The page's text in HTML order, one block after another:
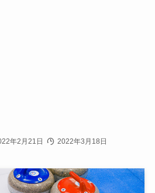
年2月21日 2022年3月18日